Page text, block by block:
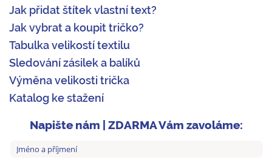
Jak přidat štítek vlastní text?
Jak vybrat a koupit tričko?
Tabulka velikostí textilu
Sledování zásilek a balíků
Výměna velikosti trička
Katalog ke stažení
Napište nám | ZDARMA Vám zavoláme: